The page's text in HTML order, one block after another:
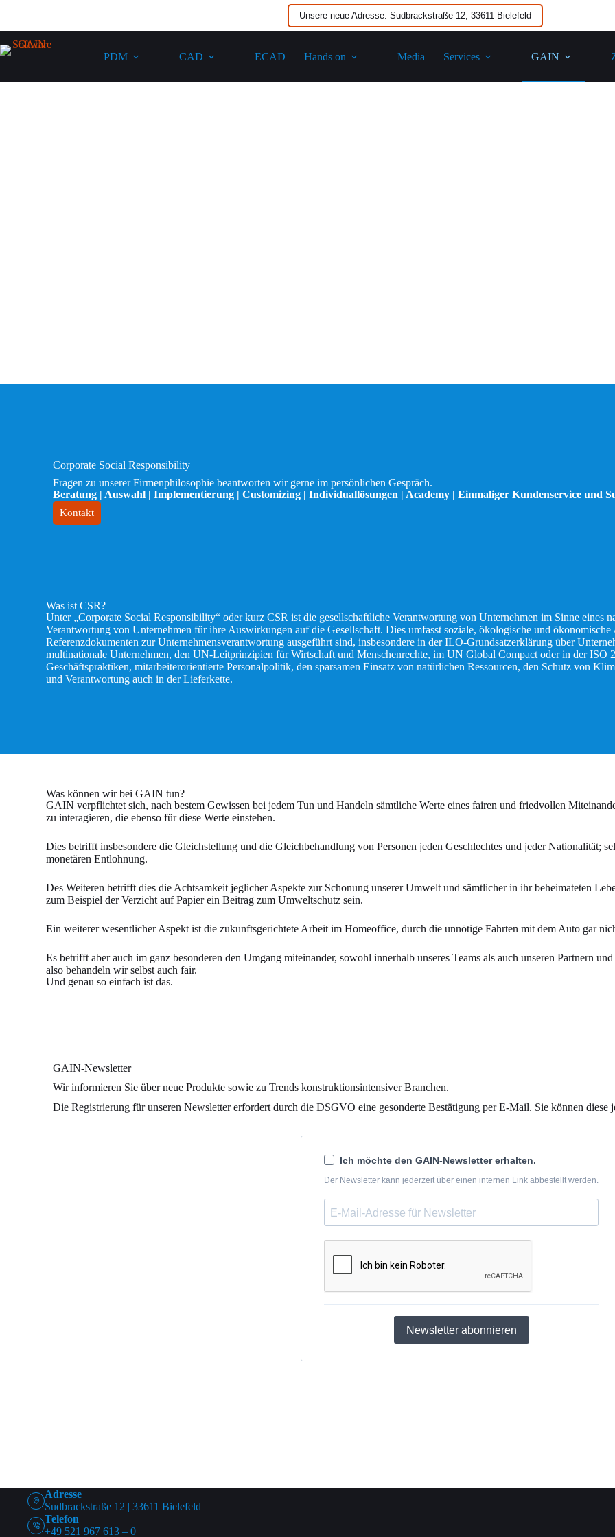
Unsere neue Adresse: Sudbrackstraße 12, 33611 Bielefeld
PDM CAD ECAD Hands on Media Services GAIN​
Corporate Social Responsibility
Fragen zu unserer Firmenphilosophie beantworten wir gerne im persönlichen Gespräch.
Beratung | Auswahl | Implementierung | Customizing | Individuallösungen | Academy | Einmaliger Kundenservice und
Kontakt
Was ist CSR?
Unter „Corporate Social Responsibility“ oder kurz CSR ist die gesellschaftliche Verantwortung von Unternehmen im Sinne eines
Verantwortung von Unternehmen für ihre Auswirkungen auf die Gesellschaft. Dies umfasst soziale, ökologische und
Referenzdokumenten zur Unternehmens­verantwortung ausgeführt sind, insbesondere in der ILO-Grundsatzerklärung über
multinationale Unternehmen, den UN-Leitprinzipien für Wirtschaft und Menschenrechte, im UN Global Compact oder in der ISO
Geschäftspraktiken, mitarbeiterorientierte Personalpolitik, den sparsamen Einsatz von natürlichen Ressourcen, den Schutz von
und Verantwortung auch in der Lieferkette.
Was können wir bei GAIN tun?
GAIN verpflichtet sich, nach bestem Gewissen bei jedem Tun und Handeln sämtliche Werte eines fairen und friedvollen
zu interagieren, die ebenso für diese Werte einstehen.
Dies betrifft insbesondere die Gleichstellung und die Gleichbehandlung von Personen jeden Geschlechtes und jeder Nationalität;
monetären Entlohnung.
Des Weiteren betrifft dies die Achtsamkeit jeglicher Aspekte zur Schonung unserer Umwelt und sämtlicher in ihr beheimateten
zum Beispiel der Verzicht auf Papier ein Beitrag zum Umweltschutz sein.
Ein weiterer wesentlicher Aspekt ist die zukunftsgerichtete Arbeit im Homeoffice, durch die unnötige Fahrten mit dem Auto gar
Es betrifft aber auch im ganz besonderen den Umgang miteinander, sowohl innerhalb unseres Teams als auch unseren Partnern
also behandeln wir selbst auch fair.
Und genau so einfach ist das.
GAIN-Newsletter
Wir informieren Sie über neue Produkte sowie zu Trends konstruktionsintensiver Branchen.
Die Registrierung für unseren Newsletter erfordert durch die DSGVO eine gesonderte Bestätigung per E-Mail. Sie können diese
Ich möchte den GAIN-Newsletter erhalten.
Der Newsletter kann jederzeit über einen internen Link abbestellt werden.
Newsletter abonnieren
Adresse
Sudbrackstraße 12 | 33611 Bielefeld
Telefon
+49 521 967 613 – 0